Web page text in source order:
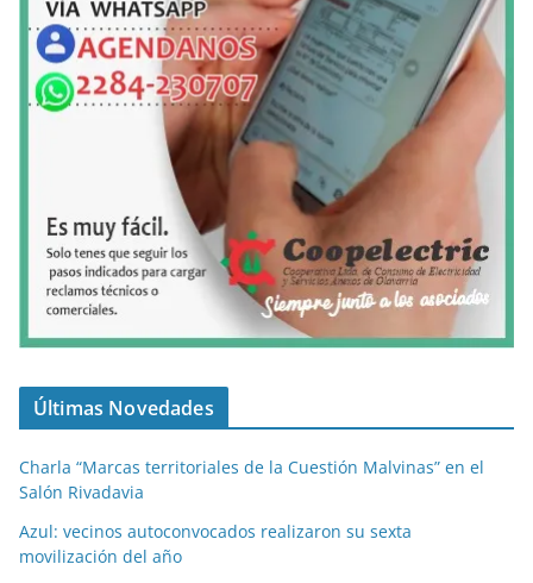
Últimas Novedades
Charla “Marcas territoriales de la Cuestión Malvinas” en el
Salón Rivadavia
Azul: vecinos autoconvocados realizaron su sexta
movilización del año